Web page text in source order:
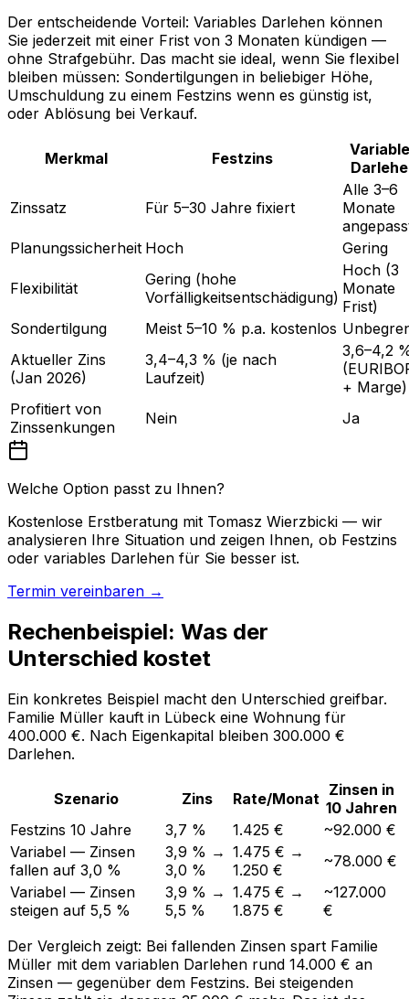
Der entscheidende Vorteil: Variables Darlehen können
Sie jederzeit mit einer Frist von 3 Monaten kündigen —
ohne Strafgebühr. Das macht sie ideal, wenn Sie flexibel
bleiben müssen: Sondertilgungen in beliebiger Höhe,
Umschuldung zu einem Festzins wenn es günstig ist,
oder Ablösung bei Verkauf.
Merkmal Festzins
Zinssatz Für 5–30 Jahre fixiert
Alle 3–6
Monate
Planungssicherheit Hoch Gering
Flexibilität
Gering (hohe
Vorfälligkeitsentschädigung)
Hoch (3
Monate
Frist)
Sondertilgung
Meist 5–10 % p.a. kostenlos
Aktueller Zins
(Jan 2026)
3,4–4,3 % (je nach
Laufzeit)
3,6–4,2
+ Marge)
Profitiert von
Zinssenkungen
Nein Ja
Welche Option passt zu Ihnen?
Kostenlose Erstberatung mit Tomasz Wierzbicki — wir
analysieren Ihre Situation und zeigen Ihnen, ob Festzins
oder variables Darlehen für Sie besser ist.
Termin vereinbaren →
Rechenbeispiel: Was der
Unterschied kostet
Ein konkretes Beispiel macht den Unterschied greifbar.
Familie Müller kauft in Lübeck eine Wohnung für
400.000 €. Nach Eigenkapital bleiben 300.000 €
Darlehen.
Szenario Zins Rate/Monat Zinsen in
10 Jahren
Festzins 10 Jahre
3,7 % 1.425 €
~92.000 €
Variabel — Zinsen
fallen auf 3,0 %
3,9 % →
3,0 %
1.475 € →
1.250 €
~78.000 €
Variabel — Zinsen
steigen auf 5,5 %
3,9 % →
5,5 %
1.475 € →
1.875 €
~127.000
€
Der Vergleich zeigt: Bei fallenden Zinsen spart Familie
Müller mit dem variablen Darlehen rund 14.000 € an
Zinsen — gegenüber dem Festzins. Bei steigenden